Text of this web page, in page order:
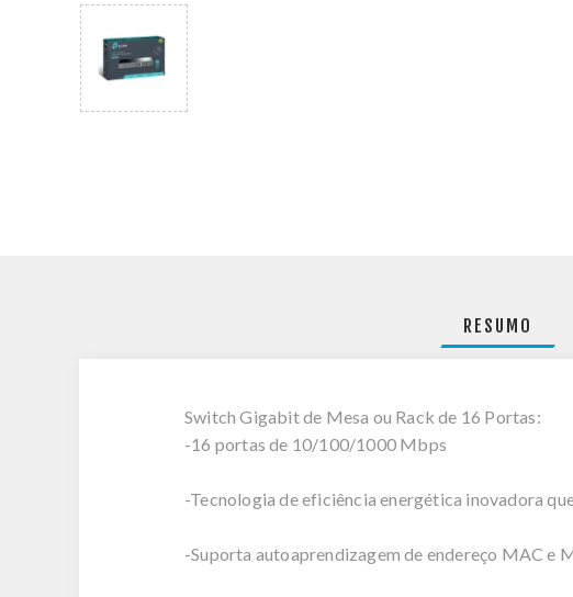
RESUMO
Switch Gigabit de Mesa ou Rack de 16 Portas:
-16 portas de 10/100/1000 Mbps
-Tecnologia de eficiência energética inovadora
-Suporta autoaprendizagem de endereço MAC e